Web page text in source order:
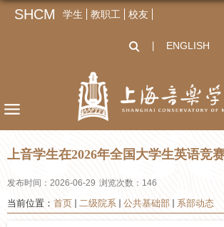
SHCM 学生 教职工 校友
ENGLISH
上音学生在2026年全国大学生英语竞
发布时间：2026-06-29 浏览次数： 146
当前位置： 首页 二级院系 公共基础部 系部动态